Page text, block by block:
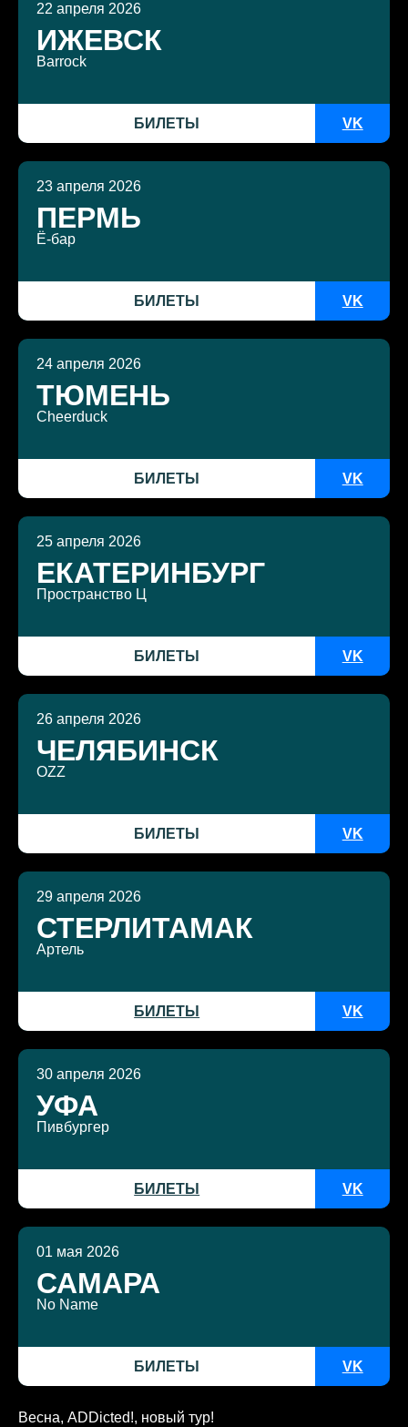
22 апреля 2026
ИЖЕВСК
Barrock
БИЛЕТЫ VK
23 апреля 2026
ПЕРМЬ
Ё-бар
БИЛЕТЫ VK
24 апреля 2026
ТЮМЕНЬ
Cheerduck
БИЛЕТЫ VK
25 апреля 2026
ЕКАТЕРИНБУРГ
Пространство Ц
БИЛЕТЫ VK
26 апреля 2026
ЧЕЛЯБИНСК
OZZ
БИЛЕТЫ VK
29 апреля 2026
СТЕРЛИТАМАК
Артель
БИЛЕТЫ VK
30 апреля 2026
УФА
Пивбургер
БИЛЕТЫ VK
01 мая 2026
САМАРА
No Name
БИЛЕТЫ VK
Весна, ADDicted!, новый тур!